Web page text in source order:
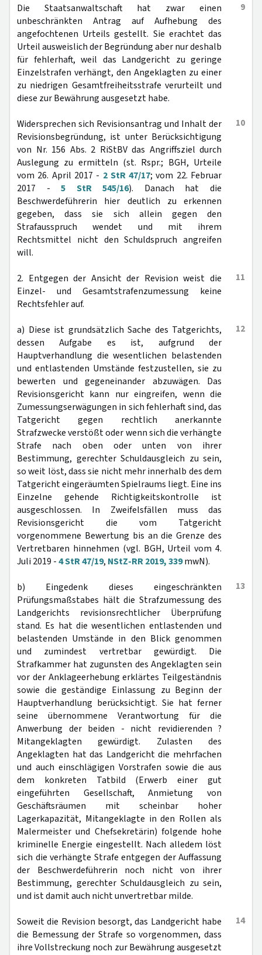
9
Die Staatsanwaltschaft hat zwar einen
unbeschränkten Antrag auf Aufhebung des
angefochtenen Urteils gestellt. Sie erachtet das
Urteil ausweislich der Begründung aber nur deshalb
für fehlerhaft, weil das Landgericht zu geringe
Einzelstrafen verhängt, den Angeklagten zu einer
zu niedrigen Gesamtfreiheitsstrafe verurteilt und
diese zur Bewährung ausgesetzt habe.
10
Widersprechen sich Revisionsantrag und Inhalt der
Revisionsbegründung, ist unter Berücksichtigung
von Nr. 156 Abs. 2 RiStBV das Angriffsziel durch
Auslegung zu ermitteln (st. Rspr.; BGH, Urteile
vom 26. April 2017 - 2 StR 47/17; vom 22. Februar
2017 -5 StR 545/16). Danach hat die
Beschwerdeführerin hier deutlich zu erkennen
gegeben, dass sie sich allein gegen den
Strafausspruch wendet und mit ihrem
Rechtsmittel nicht den Schuldspruch angreifen
will.
11
2. Entgegen der Ansicht der Revision weist die
Einzel- und Gesamtstrafenzumessung keine
Rechtsfehler auf.
12
a) Diese ist grundsätzlich Sache des Tatgerichts,
dessen Aufgabe es ist, aufgrund der
Hauptverhandlung die wesentlichen belastenden
und entlastenden Umstände festzustellen, sie zu
bewerten und gegeneinander abzuwägen. Das
Revisionsgericht kann nur eingreifen, wenn die
Zumessungserwägungen in sich fehlerhaft sind, das
Tatgericht gegen rechtlich anerkannte
Strafzwecke verstößt oder wenn sich die verhängte
Strafe nach oben oder unten von ihrer
Bestimmung, gerechter Schuldausgleich zu sein,
so weit löst, dass sie nicht mehr innerhalb des dem
Tatgericht eingeräumten Spielraums liegt. Eine ins
Einzelne gehende Richtigkeitskontrolle ist
ausgeschlossen. In Zweifelsfällen muss das
Revisionsgericht die vom Tatgericht
vorgenommene Bewertung bis an die Grenze des
Vertretbaren hinnehmen (vgl. BGH, Urteil vom 4.
Juli 2019 -4 StR 47/19, NStZ-RR 2019, 339mwN).
13
b) Eingedenk dieses eingeschränkten
Prüfungsmaßstabes hält die Strafzumessung des
Landgerichts revisionsrechtlicher Überprüfung
stand. Es hat die wesentlichen entlastenden und
belastenden Umstände in den Blick genommen
und zumindest vertretbar gewürdigt. Die
Strafkammer hat zugunsten des Angeklagten sein
vor der Anklageerhebung erklärtes Teilgeständnis
sowie die geständige Einlassung zu Beginn der
Hauptverhandlung berücksichtigt. Sie hat ferner
seine übernommene Verantwortung für die
Anwerbung der beiden - nicht revidierenden ?
Mitangeklagten gewürdigt. Zulasten des
Angeklagten hat das Landgericht die mehrfachen
und auch einschlägigen Vorstrafen sowie die aus
dem konkreten Tatbild (Erwerb einer gut
eingeführten Gesellschaft, Anmietung von
Geschäftsräumen mit scheinbar hoher
Lagerkapazität, Mitangeklagte in den Rollen als
Malermeister und Chefsekretärin) folgende hohe
kriminelle Energie eingestellt. Nach alledem löst
sich die verhängte Strafe entgegen der Auffassung
der Beschwerdeführerin noch nicht von ihrer
Bestimmung, gerechter Schuldausgleich zu sein,
und ist damit auch nicht unvertretbar milde.
14
Soweit die Revision besorgt, das Landgericht habe
die Bemessung der Strafe so vorgenommen, dass
ihre Vollstreckung noch zur Bewährung ausgesetzt